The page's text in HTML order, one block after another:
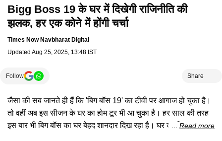
Bigg Boss 19 के घर में दिखेगी राजिनीति की
झलक, हर एक कोने में होंगी चर्चा
Times Now Navbharat Digital
Updated Aug 25, 2025, 13:48 IST
Follow Share
जैसा की सब जानते ही हैं कि 'बिग बॉस 19' का टीवी पर आगाज हो चुका है।
तो वहीं अब इस सीजन के घर का होम टूर भी आ चुका है। हर साल की तरह
इस बार भी बिग बॉस का घर बेहद शानदार दिख रहा है। घर का डिजाइन हर
Read more